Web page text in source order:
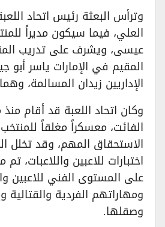
وترأس البعثة رئيس اتحاد
العلي، فيما سيكون مديراً
عيسى، ويشرف على تدريب
المقيم في الإمارات ياسر أبو
الإداريين زيدان المسالمة،
وكان اتحاد اللعبة قد أقام
الفائت، معسكراً مغلقاً
الاستحقاق المهم، وقد تخلل
اختبارات للاعبين واللاعبات،
على المستوى الفني للاعبين
ومهاراتهم الفردية والقتالية
وصقلها.